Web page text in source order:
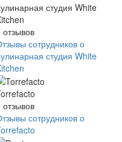
студия White
отзывов
сотрудников о
студия White
отзывов
сотрудников о